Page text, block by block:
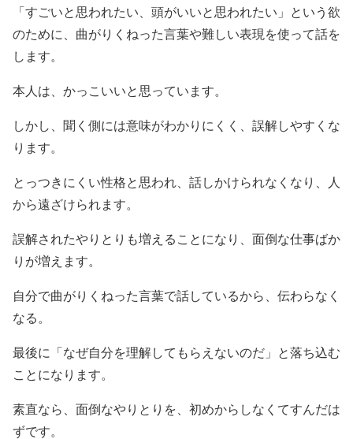
「すごいと思われたい、頭がいいと思われたい」という欲
のために、曲がりくねった言葉や難しい表現を使って話を
します。
本人は、かっこいいと思っています。
しかし、聞く側には意味がわかりにくく、誤解しやすくな
ります。
とっつきにくい性格と思われ、話しかけられなくなり、人
から遠ざけられます。
誤解されたやりとりも増えることになり、面倒な仕事ばか
りが増えます。
自分で曲がりくねった言葉で話しているから、伝わらなく
なる。
最後に「なぜ自分を理解してもらえないのだ」と落ち込む
ことになります。
素直なら、面倒なやりとりを、初めからしなくてすんだは
ずです。